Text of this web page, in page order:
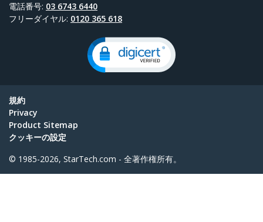
電話番号: 03 6743 6440
フリーダイヤル: 0120 365 618
規約
Privacy
Product Sitemap
クッキーの設定
© 1985-2026, StarTech.com - 全著作権所有。